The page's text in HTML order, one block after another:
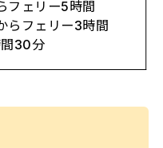
フェリー5時間
らフェリー3時間
間30分